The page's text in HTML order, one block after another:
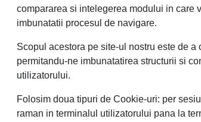
compararea si intelegerea modului in care
imbunatatii procesul de navigare.
Scopul acestora pe site-ul nostru este de
permitandu-ne imbunatatirea structurii si
utilizatorului.
Folosim doua tipuri de Cookie-uri: per
raman in terminalul utilizatorului pana la